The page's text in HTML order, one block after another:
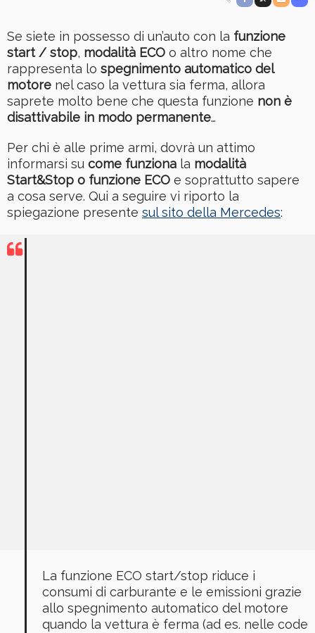
Se siete in possesso di un’auto con la funzione
start / stop, modalità ECO o altro nome che
rappresenta lo spegnimento automatico del
motore nel caso la vettura sia ferma, allora
saprete molto bene che questa funzione non è
disattivabile in modo permanente…
Per chi è alle prime armi, dovrà un attimo
informarsi su come funziona la modalità
Start&Stop o funzione ECO e soprattutto sapere
a cosa serve. Qui a seguire vi riporto la
spiegazione presente sul sito della Mercedes:
La funzione ECO start/stop riduce i
consumi di carburante e le emissioni grazie
allo spegnimento automatico del motore
quando la vettura è ferma (ad es. nelle code